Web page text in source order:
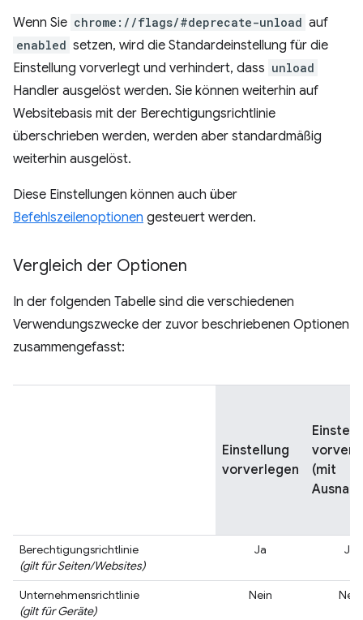
Wenn Sie chrome://flags/#deprecate-unload auf
enabled setzen, wird die Standardeinstellung für die
Einstellung vorverlegt und verhindert, dass unload
Handler ausgelöst werden. Sie können weiterhin auf
Websitebasis mit der Berechtigungsrichtlinie
überschrieben werden, werden aber standardmäßig
weiterhin ausgelöst.
Diese Einstellungen können auch über
Befehlszeilenoptionen gesteuert werden.
Vergleich der Optionen
In der folgenden Tabelle sind die verschiedenen
Verwendungszwecke der zuvor beschriebenen Optionen
zusammengefasst:
Einstellung
vorverlegen
(mit
Berechtigungsrichtlinie
(gilt für Seiten/Websites)
Ja Ja
Unternehmensrichtlinie
(gilt für Geräte)
Nein Nein